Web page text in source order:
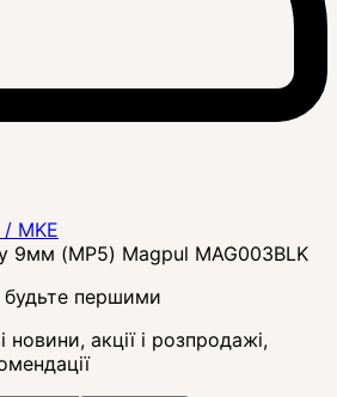
/ MKE
9мм (MP5) Magpul MAG003BLK
будьте першими
новини, акції і розпродажі,